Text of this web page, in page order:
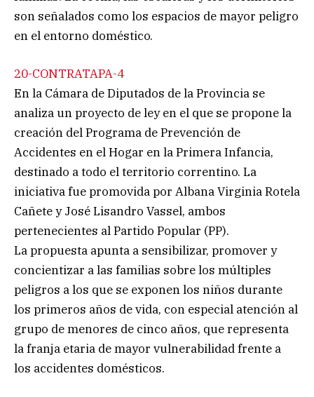
son señalados como los espacios de mayor peligro
en el entorno doméstico.
20-CONTRATAPA-4
En la Cámara de Diputados de la Provincia se
analiza un proyecto de ley en el que se propone la
creación del Programa de Prevención de
Accidentes en el Hogar en la Primera Infancia,
destinado a todo el territorio correntino. La
iniciativa fue promovida por Albana Virginia Rotela
Cañete y José Lisandro Vassel, ambos
pertenecientes al Partido Popular (PP).
La propuesta apunta a sensibilizar, promover y
concientizar a las familias sobre los múltiples
peligros a los que se exponen los niños durante
los primeros años de vida, con especial atención al
grupo de menores de cinco años, que representa
la franja etaria de mayor vulnerabilidad frente a
los accidentes domésticos.